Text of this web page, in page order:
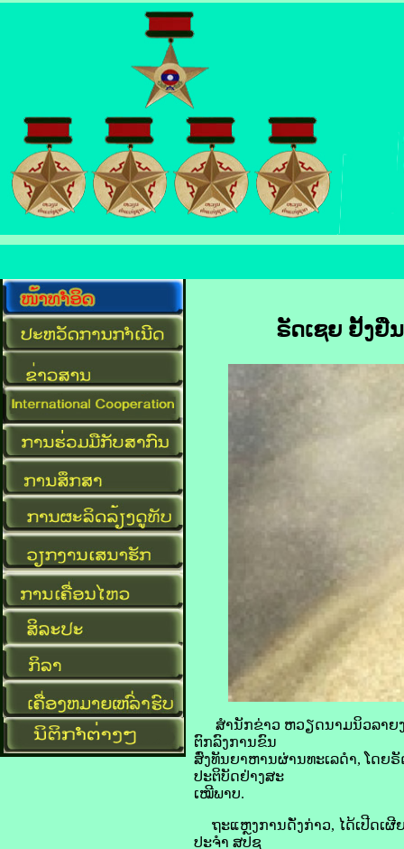
ຣັດ​ເຊຍ ຢັ້ງຢື
ສຳນັກ​ຂ່າວ​ ຫວຽດນາມນິວ​ລາຍ​ງ
ຕົກລົງ​ການ​ຂົນ
ສົ່ງທັນ​ຍາ​ຫານ​ຜ່ານທະເລ​ດຳ, ໂດຍ​
ປະຕິບັດ​ຢ່າງ​ສະ
ເໝີພາບ.
ຖະແຫຼງການ​ດັ່ງກ່າວ, ໄດ້​ເປີດ​ເຜີ
ປະຈຳ ​ສປຊ